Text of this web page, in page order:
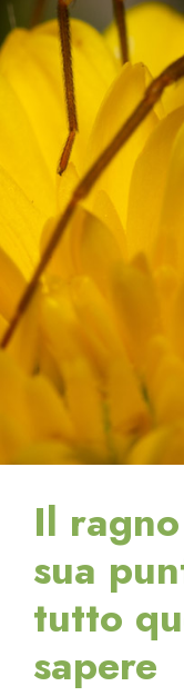
Il
sua
tutto
sapere